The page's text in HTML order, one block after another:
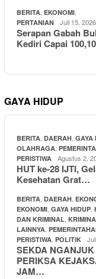
BERITA EKONOMI
PERTANIAN Juli 15, 2026
Serapan Gabah
Kediri Capai
GAYA HIDUP
BERITA DAERAH GAYA
OLAHRAGA
PERISTIWA Agustus 2,
HUT ke-28 IJTI,
Kesehatan Grat…
BERITA DAERAH
EKONOMI GAYA HIDUP
DAN KRIMINAL
LAINNYA
PERISTIWA POLITIK
SEKDA
PERIKSA
JAM…